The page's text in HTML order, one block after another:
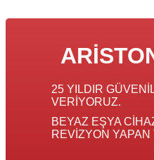
25 YILDIR
VERIYORUZ.
BEYAZ EŞYA
REVIZYON YAPAN